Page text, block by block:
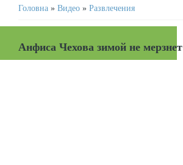
Головна » Видео » Развлечения
Анфиса Чехова зимой не мерзнет